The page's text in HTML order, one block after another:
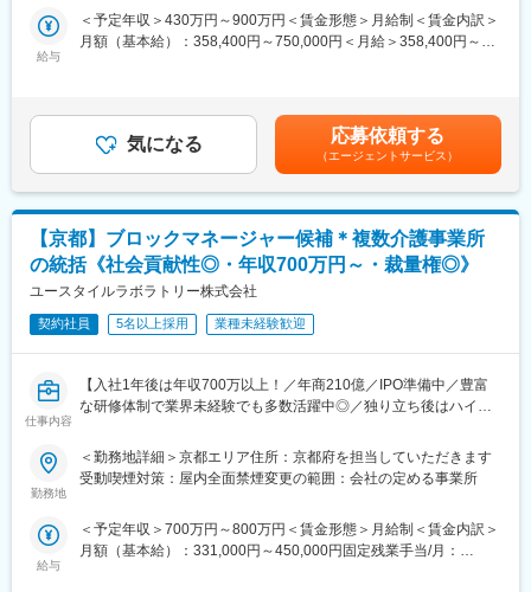
◎「技術」で命の現場を支える誇り
我々には、医療産業をIT分野から支え、社会インフラの提供者と
変更の範囲：会社の定める業務
働後サポートまで、医療現場のDX推進に欠かせない工程を一貫し
て担当します。
・医療データ管理や文書作成のデジタル化を通じ、医療現場の負
荷軽減に貢献する
・操作研修や稼働フォローを通じ、医療機関でのスムーズな定
・導入準備（セットアップ、インストール、動作確認）
・医療機関での現地設置、検証作業
・医師・事務スタッフ向けの操作教育
・開発チームとの連携（不具合共有、改善項目のフィードバッ
ク）
毎年増加しています。
・PC／システム／ネットワークに関する基礎知識
・顧客折衝・コミュニケーションスキル
■育成プラン（0～12ヶ月）：
給与
＜予定年収＞430万円～900万円＜賃金形態＞月給制＜賃金内訳＞
月額（基本給）：358,400円～750,000円＜月給＞358,400円～
賃金はあくまでも目安の金額であり、選考を通じて上下する可能
性があります。月給(月額)は固定手当を含めた表記です。
気になる 応募依頼する
（エージェントサービス）
【京都】ブロックマネージャー候補＊複数介護事業所
の統括《社会貢献性◎・年収700万円～・裁量権◎》
ユースタイルラボラトリー株式会社
契約社員 5名以上採用 業種未経験歓迎
仕事内容
【入社1年後は年収700万以上！／年商210億／IPO準備中／豊富
な研修体制で業界未経験でも多数活躍中◎／独り立ち後はハイブ
重度障害のある方や高齢者の方等に医療的ケアサービスを行う訪
問介護事業を提供する当社にて、複数の都道府県を束ねたブロッ
ジャー候補を募集します。
★下記インタビューをぜひご覧ください！
勤務地
＜勤務地詳細＞京都エリア住所：京都府を担当していただきます
受動喫煙対策：屋内全面禁煙変更の範囲：会社の定める事業所
給与
＜予定年収＞700万円～800万円＜賃金形態＞月給制＜賃金内訳＞
月額（基本給）：331,000円～450,000円固定残業手当/月：